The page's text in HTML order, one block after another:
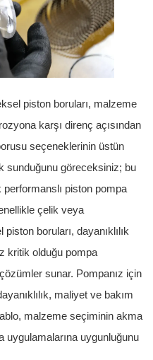
piston boruları, malzeme
karşı direnç açısından
seçeneklerinin üstün
sunduğunu göreceksiniz; bu
piston pompa
çelik veya
boruları, dayanıklılık
kritik olduğu pompa
sunar. Pompanız için
maliyet ve bakım
malzeme seçiminin akma
uygulamalarına uygunluğunu